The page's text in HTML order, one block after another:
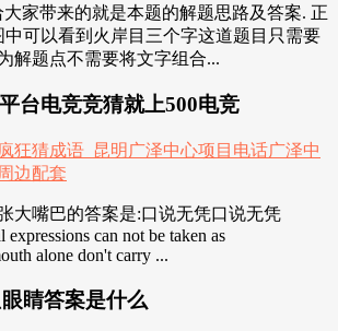
家带来的就是本题的解题思路及答案. 正
可以看到火岸目三个字这道题目只需要
解题点不需要将文字组合...
台电竞竞猜就上500电竞
大嘴巴的答案是:口说无凭口说无凭
can not be taken as
alone don't carry ...
睛答案是什么